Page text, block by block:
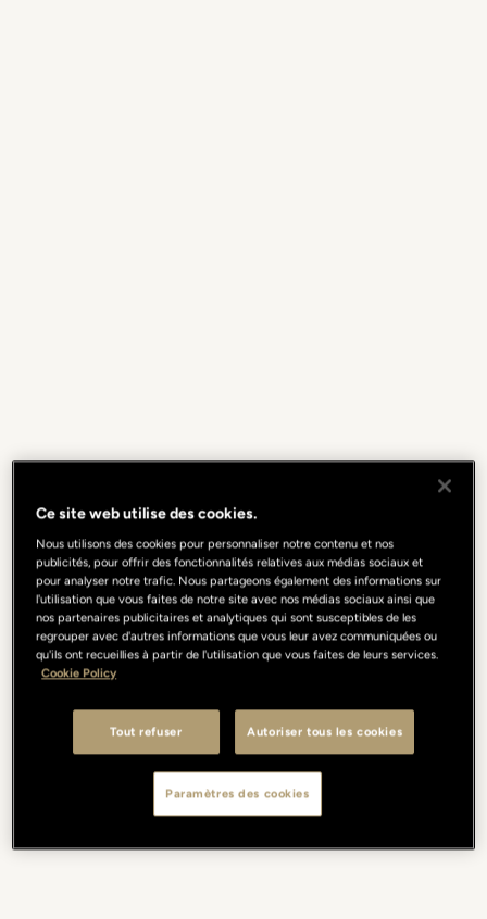
Ce site web utilise des cookies.
Nous utilisons des cookies pour personnaliser notre contenu et nos
publicités, pour offrir des fonctionnalités relatives aux médias sociaux et
pour analyser notre trafic. Nous partageons également des informations sur
l'utilisation que vous faites de notre site avec nos médias sociaux ainsi que
nos partenaires publicitaires et analytiques qui sont susceptibles de les
regrouper avec d'autres informations que vous leur avez communiquées ou
qu'ils ont recueillies à partir de l'utilisation que vous faites de leurs services.
Cookie Policy
Tout refuser Autoriser tous les cookies
Paramètres des cookies